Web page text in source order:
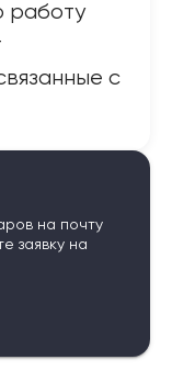
работу
с
на почту
заявку на